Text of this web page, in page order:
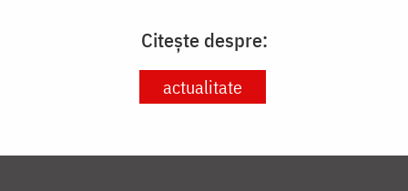
Citește despre:
actualitate